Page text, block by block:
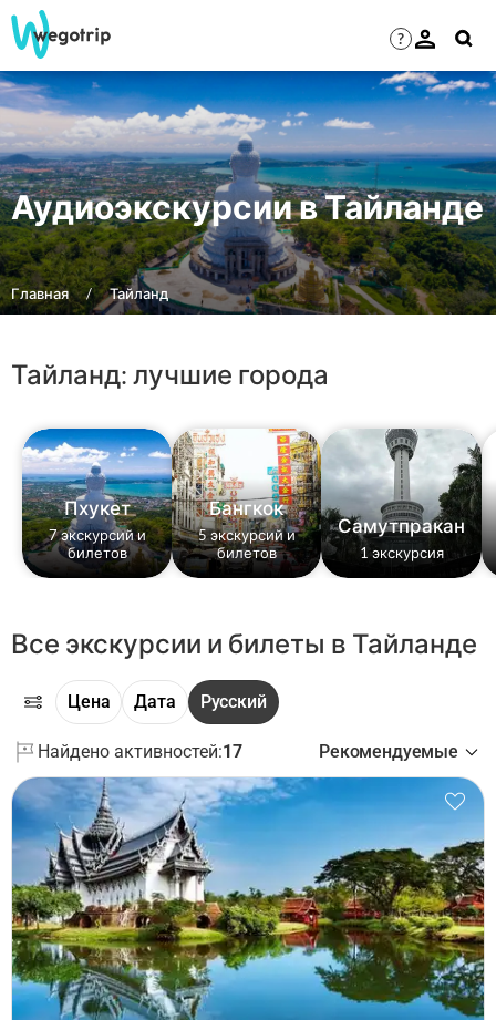
?
Главная Тайланд
Аудиоэкскурсии в Тайланде
Тайланд: лучшие города
Пхукет
7 экскурсий и
билетов
Бангкок
5 экскурсий и
билетов
Самутпракан
1 экскурсия
Все экскурсии и билеты в Тайланде
Цена Дата Русский
Найдено активностей:17 Рекомендуемые